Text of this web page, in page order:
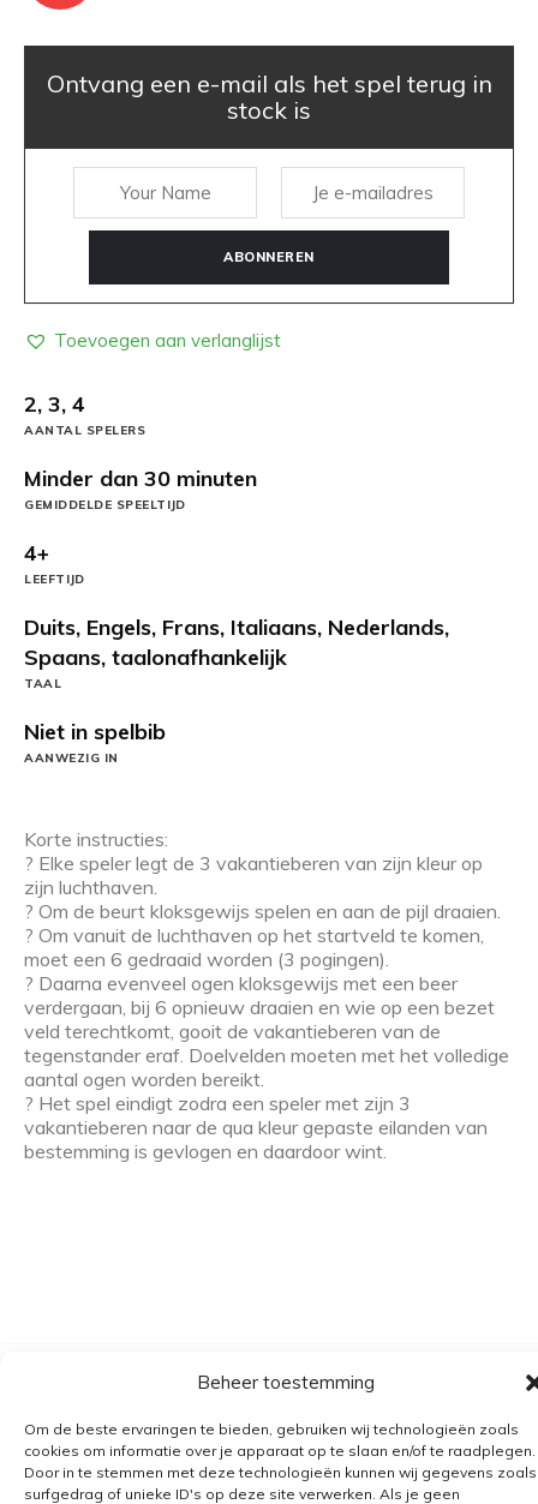
Beheer toestemming
Om de beste ervaringen te bieden, gebruiken wij technologieën zoals
cookies om informatie over je apparaat op te slaan en/of te raadplegen.
Door in te stemmen met deze technologieën kunnen wij gegevens zoals
surfgedrag of unieke ID's op deze site verwerken. Als je geen
Ontvang een e-mail als het spel terug in
stock is
ABONNEREN
Toevoegen aan verlanglijst
2, 3, 4
AANTAL SPELERS
Minder dan 30 minuten
GEMIDDELDE SPEELTIJD
4+
LEEFTIJD
Duits, Engels, Frans, Italiaans, Nederlands,
Spaans, taalonafhankelijk
TAAL
Niet in spelbib
AANWEZIG IN
Korte instructies:
? Elke speler legt de 3 vakantieberen van zijn kleur op
zijn luchthaven.
? Om de beurt kloksgewijs spelen en aan de pijl draaien.
? Om vanuit de luchthaven op het startveld te komen,
moet een 6 gedraaid worden (3 pogingen).
? Daarna evenveel ogen kloksgewijs met een beer
verdergaan, bij 6 opnieuw draaien en wie op een bezet
veld terechtkomt, gooit de vakantieberen van de
tegenstander eraf. Doelvelden moeten met het volledige
aantal ogen worden bereikt.
? Het spel eindigt zodra een speler met zijn 3
vakantieberen naar de qua kleur gepaste eilanden van
bestemming is gevlogen en daardoor wint.
Algemene voorwaarden
Verzending
Retourbeleid